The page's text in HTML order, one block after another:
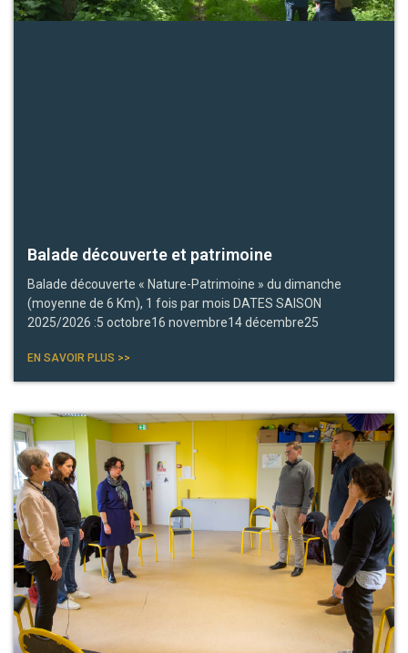
Balade découverte et patrimoine
Balade découverte « Nature-Patrimoine » du dimanche
(moyenne de 6 Km), 1 fois par mois DATES SAISON
2025/2026 :5 octobre16 novembre14 décembre25
EN SAVOIR PLUS >>